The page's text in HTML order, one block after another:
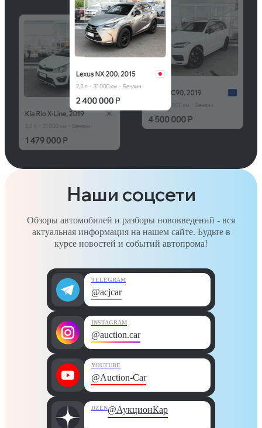
Наши соцсети
Обзоры автомобилей и разборы нововведений - вся
актуальная информация на нашем сайте. Будьте в
курсе новостей и событий автопрома!
TELEGRAM
@acjcar
INSTAGRAM
@auction.car
YOUTUBE
@Auction-Car
DZEN@АукционКар